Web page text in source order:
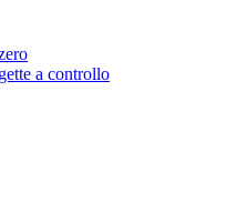
a controllo